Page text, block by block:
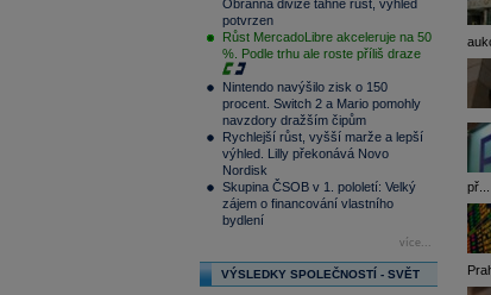
Obranná divize táhne růst, výhled
potvrzen
Růst MercadoLibre akceleruje na 50
%. Podle trhu ale roste příliš draze
Nintendo navýšilo zisk o 150
procent. Switch 2 a Mario pomohly
navzdory dražším čipům
Rychlejší růst, vyšší marže a lepší
výhled. Lilly překonává Novo
Nordisk
Skupina ČSOB v 1. pololetí: Velký
zájem o financování vlastního
bydlení
více...
VÝSLEDKY SPOLEČNOSTÍ - SVĚT
př...